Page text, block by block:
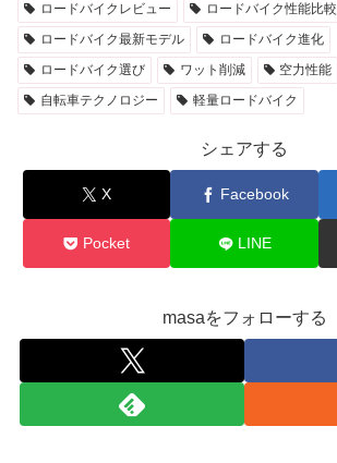
ロードバイクレビュー
ロードバイク性能比較
ロードバイク最新モデル
ロードバイク進化
ロードバイク選び
ワット削減
空力性能
自転車テクノロジー
軽量ロードバイク
シェアする
X Facebook
Pocket LINE
masaをフォローする